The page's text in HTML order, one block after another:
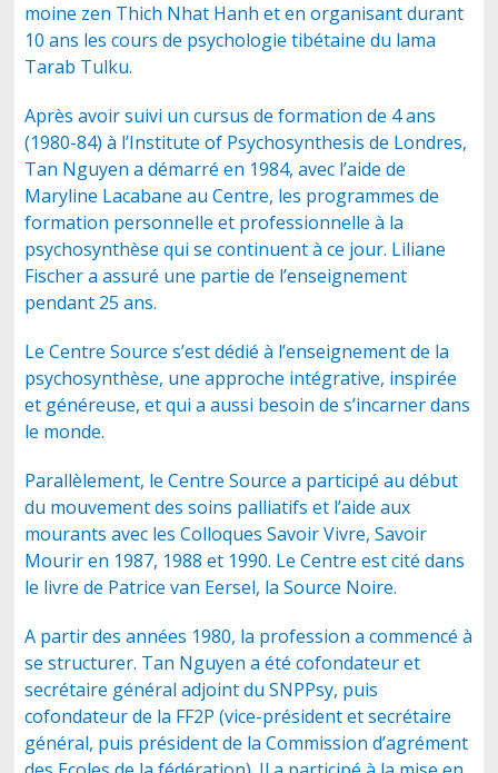
moine zen Thich Nhat Hanh et en organisant durant
10 ans les cours de psychologie tibétaine du lama
Tarab Tulku.
Après avoir suivi un cursus de formation de 4 ans
(1980-84) à l’Institute of Psychosynthesis de Londres,
Tan Nguyen a démarré en 1984, avec l’aide de
Maryline Lacabane au Centre, les programmes de
formation personnelle et professionnelle à la
psychosynthèse qui se continuent à ce jour. Liliane
Fischer a assuré une partie de l’enseignement
pendant 25 ans.
Le Centre Source s’est dédié à l’enseignement de la
psychosynthèse, une approche intégrative, inspirée
et généreuse, et qui a aussi besoin de s’incarner dans
le monde.
Parallèlement, le Centre Source a participé au début
du mouvement des soins palliatifs et l’aide aux
mourants avec les Colloques Savoir Vivre, Savoir
Mourir en 1987, 1988 et 1990. Le Centre est cité dans
le livre de Patrice van Eersel, la Source Noire.
A partir des années 1980, la profession a commencé à
se structurer. Tan Nguyen a été cofondateur et
secrétaire général adjoint du SNPPsy, puis
cofondateur de la FF2P (vice-président et secrétaire
général, puis président de la Commission d’agrément